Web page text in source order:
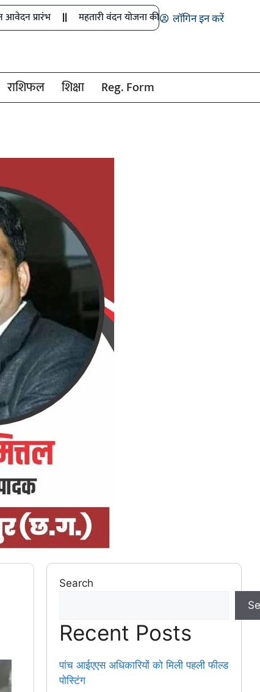
महतारी वंदन योजना की 30वीं किस्त जारी मुख्य सचिव ने
लॉगिन इन करें
राशिफल शिक्षा Reg. Form
Search
Recent Posts
पांच आईएएस अधिकारियों को मिली पहली फील्ड
पोस्टिंग